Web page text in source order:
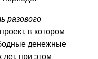
разового
в котором
денежные
при этом